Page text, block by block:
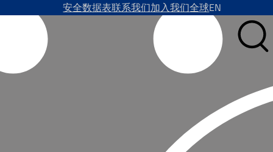
安全数据表联系我们加入我们全球EN